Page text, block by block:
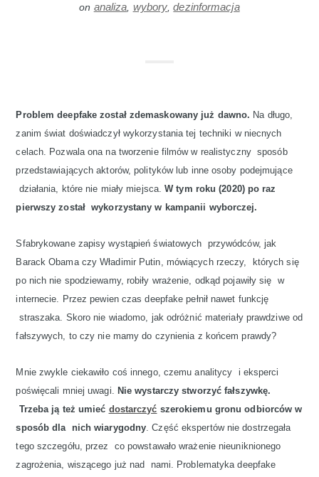
on analiza wybory ,dezinformacja
Problem deepfake został zdemaskowany już dawno. Na długo,
zanim świat doświadczył wykorzystania tej techniki w niecnych
celach. Pozwala ona na tworzenie filmów w realistyczny sposób
przedstawiających aktorów, polityków lub inne osoby podejmujące
działania, które nie miały miejsca.W tym roku (2020) po raz
pierwszy został wykorzystany w kampanii wyborczej.
Sfabrykowane zapisy wystąpień światowych przywódców, jak
Barack Obama czy Władimir Putin, mówiących rzeczy, których się
po nich nie spodziewamy, robiły wrażenie, odkąd pojawiły się w
internecie. Przez pewien czas deepfake pełnił nawet funkcję
straszaka. Skoro nie wiadomo, jak odróżnić materiały prawdziwe od
fałszywych, to czy nie mamy do czynienia z końcem prawdy?
Mnie zwykle ciekawiło coś innego, czemu analitycy i eksperci
poświęcali mniej uwagi. Nie wystarczy stworzyć fałszywkę.
Trzeba ją też umieć dostarczyć szerokiemu gronu odbiorców w
sposób dla nich wiarygodny. Część ekspertów nie dostrzegała
tego szczegółu, przez co powstawało wrażenie nieuniknionego
zagrożenia, wiszącego już nad nami. Problematyka deepfake